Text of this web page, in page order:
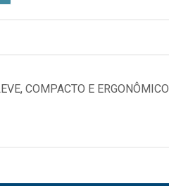
COMPACTO E ERGONÔMICO